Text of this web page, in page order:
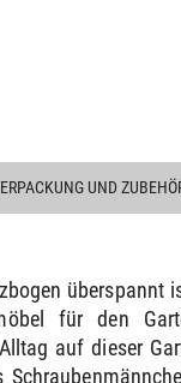
UND
überspannt
für den
auf dieser